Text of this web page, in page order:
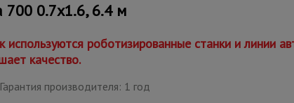
0.7х1.6, 6.4 м
роботизированные станки и линии
качество.
Гарантия производителя: 1 год